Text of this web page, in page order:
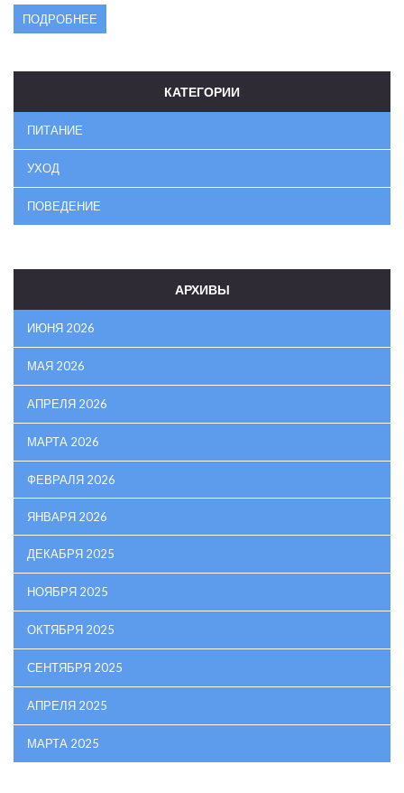
ПОДРОБНЕЕ
КАТЕГОРИИ
ПИТАНИЕ
УХОД
ПОВЕДЕНИЕ
АРХИВЫ
ИЮНЯ 2026
МАЯ 2026
АПРЕЛЯ 2026
МАРТА 2026
ФЕВРАЛЯ 2026
ЯНВАРЯ 2026
ДЕКАБРЯ 2025
НОЯБРЯ 2025
ОКТЯБРЯ 2025
СЕНТЯБРЯ 2025
АПРЕЛЯ 2025
МАРТА 2025